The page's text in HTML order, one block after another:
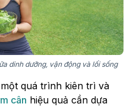
dinh dưỡng, vận động và lối sống
quá trình kiên trì và
cân hiệu quả cần dựa